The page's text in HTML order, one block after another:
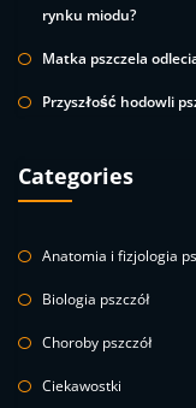
rynku miodu?
Matka pszczela
Przyszłość hodowli
Categories
Anatomia i fizjologia
Biologia pszczół
Choroby pszczół
Ciekawostki